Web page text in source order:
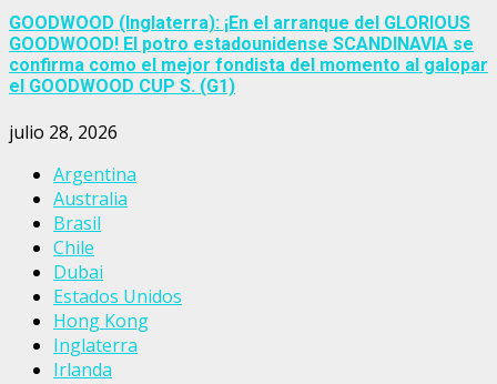
GOODWOOD (Inglaterra): ¡En el arranque del GLORIOUS
GOODWOOD! El potro estadounidense SCANDINAVIA se
confirma como el mejor fondista del momento al galopar
el GOODWOOD CUP S. (G1)
julio 28, 2026
Argentina
Australia
Brasil
Chile
Dubai
Estados Unidos
Hong Kong
Inglaterra
Irlanda